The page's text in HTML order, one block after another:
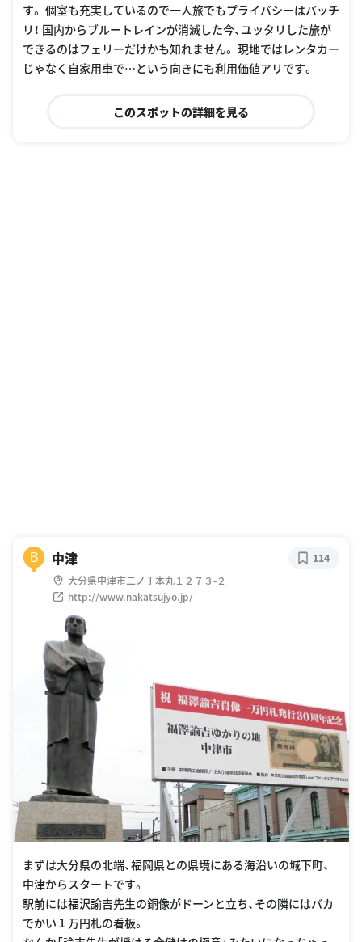
す。 個室も充実しているので一人旅でもプライバシーはバッチ
リ！ 国内からブルートレインが消滅した今、ユッタリした旅が
できるのはフェリーだけかも知れません。 現地ではレンタカー
じゃなく自家用車で…という向きにも利用価値アリです。
このスポットの詳細を見る
B 中津
大分県中津市二ノ丁本丸１２７３-２
http://www.nakatsujyo.jp/
114
まずは大分県の北端、福岡県との県境にある海沿いの城下町、
中津からスタートです。
駅前には福沢諭吉先生の銅像がドーンと立ち、その隣にはバカ
でかい１万円札の看板。